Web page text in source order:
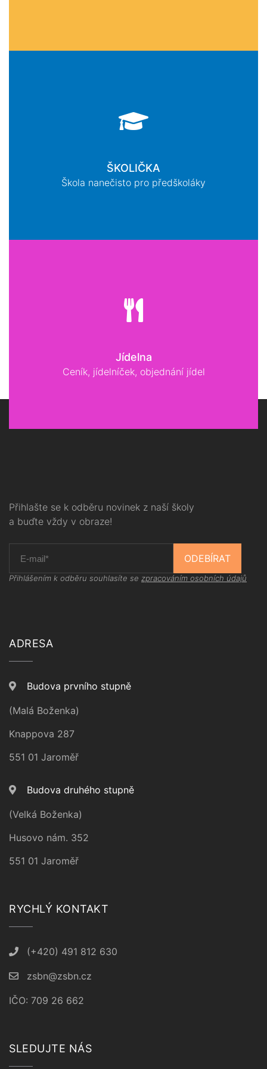
ŠKOLIČKA
Škola nanečisto pro předškoláky
Jídelna
Ceník, jídelníček, objednání jídel
Přihlašte se k odběru novinek z naší školy
a buďte vždy v obraze!
ODEBÍRAT
Přihlášením k odběru souhlasíte se zpracováním osobních údajů
ADRESA
Budova prvního stupně
(Malá Boženka)
Knappova 287
551 01 Jaroměř
Budova druhého stupně
(Velká Boženka)
Husovo nám. 352
551 01 Jaroměř
RYCHLÝ KONTAKT
(+420) 491 812 630
zsbn@zsbn.cz
IČO: 709 26 662
SLEDUJTE NÁS